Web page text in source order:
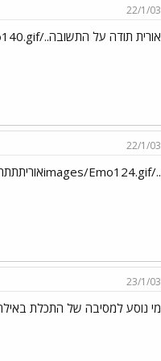
22/1/03
אורית תודה על התשובה../images/Emo140.gif
22/1/03
../images/Emo124.gifאוריתתתתת../images/Emo168.gif
23/1/03
מי נוסע למסיבה של התכלת